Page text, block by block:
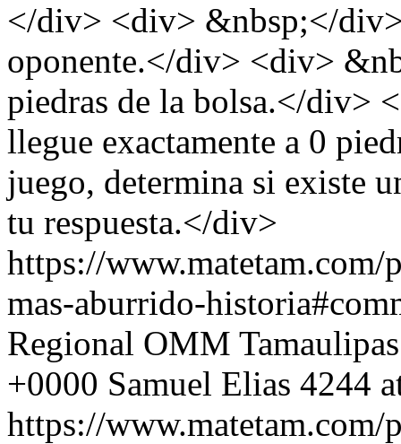
</div> <div> &nbsp;</
oponente.</div> <div>
piedras de la bolsa.</div>
llegue exactamente a 0
juego, determina si existe
tu respuesta.</div>
https://
mas-aburrido-
Regional OMM
+0000 Samuel Elias 4244
https://